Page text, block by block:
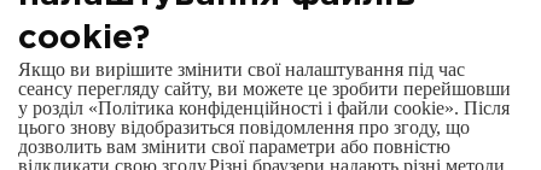
cookie?
Якщо ви вирішите змінити свої налаштування під час
сеансу перегляду сайту, ви можете це зробити перейшовши
у розділ «Політика конфіденційності і файли cookie». Після
цього знову відобразиться повідомлення про згоду, що
дозволить вам змінити свої параметри або повністю
відкликати свою згоду.Різні браузери надають різні методи